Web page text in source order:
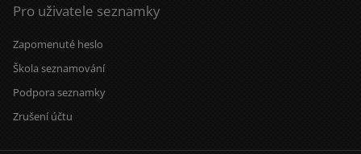
Pro uživatele seznamky
Zapomenuté heslo
Škola seznamování
Podpora seznamky
Zrušení účtu